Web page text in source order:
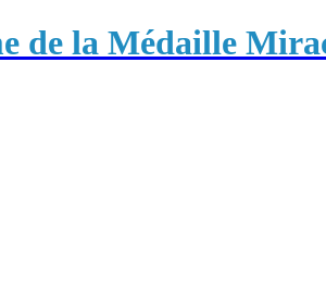
de la Médaille